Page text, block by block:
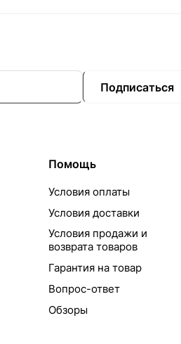
Подписаться
Помощь
Условия оплаты
Условия доставки
Условия продажи и
возврата товаров
Гарантия на товар
Вопрос-ответ
Обзоры